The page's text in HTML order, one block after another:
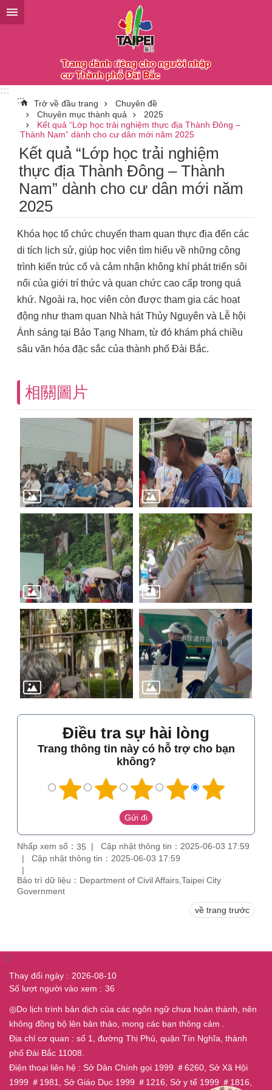
Chuyển đến khối nội dung chính
:::
:::
Trở về đầu trang
Chuyên đề
Chuyên mục thành quả
2025
Kết quả “Lớp học trải nghiệm thực địa Thành Đông –
Thành Nam” dành cho cư dân mới năm 2025
Kết quả “Lớp học trải nghiệm
thực địa Thành Đông – Thành
Nam” dành cho cư dân mới năm
2025
Khóa học tổ chức chuyến tham quan thực địa đến các
di tích lịch sử, giúp học viên tìm hiểu về những công
trình kiến trúc cổ và cảm nhận không khí phát triển sôi
nổi của giới trí thức và quan chức cao cấp trong quá
khứ. Ngoài ra, học viên còn được tham gia các hoạt
động như tham quan Nhà hát Thủy Nguyên và Lễ hội
Ánh sáng tại Bảo Tạng Nham, từ đó khám phá chiều
sâu văn hóa đặc sắc của thành phố Đài Bắc.
相關圖片
Điều tra sự hài lòng
Trang thông tin này có hỗ trợ cho bạn
không?
Nhấp xem số： 35
Cập nhật thông tin：2025-06-03 17:59
Cập nhật thông tin：2025-06-03 17:59
Bảo trì dữ liệu：Department of Civil Affairs,Taipei City
Government
về trang trước
:::
Thay đổi ngày
2026-08-10
Số lượt người vào xem
36
◎Do lịch trình bản dịch của các ngôn ngữ chưa hoàn thành, nên
không đồng bộ lên bản thảo, mong các bạn thông cảm .
Địa chỉ cơ quan : số 1, đường Thị Phủ, quận Tín Nghĩa, thành
phố Đài Bắc 11008.
Điện thoại liên hệ : Sở Dân Chính gọi 1999 ＃6260, Sở Xã Hội
1999 ＃1981, Sở Giáo Dục 1999 ＃1216, Sở y tế 1999 ＃1816,